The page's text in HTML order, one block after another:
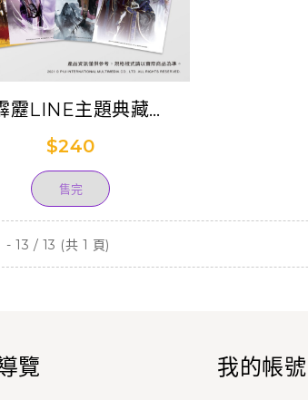
靂LINE主題典藏
套組-第4彈 (已售
$240
售完
- 13 / 13 (共 1 頁)
覽 我的帳號